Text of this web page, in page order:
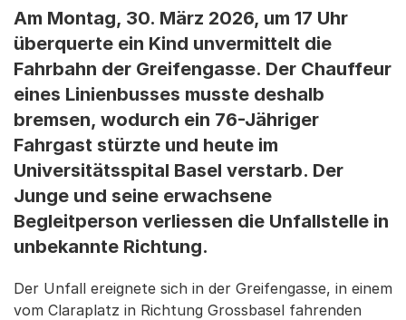
Am Montag, 30. März 2026, um 17 Uhr
überquerte ein Kind unvermittelt die
Fahrbahn der Greifengasse. Der Chauffeur
eines Linienbusses musste deshalb
bremsen, wodurch ein 76-Jähriger
Fahrgast stürzte und heute im
Universitätsspital Basel verstarb. Der
Junge und seine erwachsene
Begleitperson verliessen die Unfallstelle in
unbekannte Richtung.
Der Unfall ereignete sich in der Greifengasse, in einem
vom Claraplatz in Richtung Grossbasel fahrenden